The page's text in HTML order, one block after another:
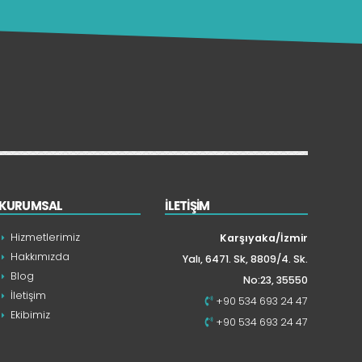
KURUMSAL
Hizmetlerimiz
Hakkımızda
Blog
İletişim
Ekibimiz
İLETİŞİM
Karşıyaka/İzmir
Yalı, 6471. Sk, 8809/4. Sk.
No:23, 35550
+90 534 693 24 47
+90 534 693 24 47